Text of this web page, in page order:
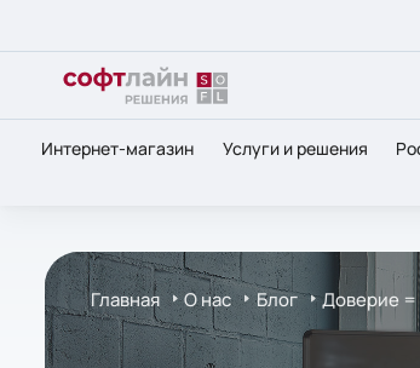
Интернет-магазин Услуги и решения
Главная О нас Блог Доверие